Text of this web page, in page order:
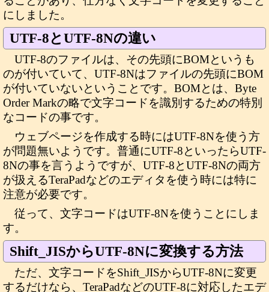
にしました。
UTF-8とUTF-8Nの違い
UTF-8のファイルは、その先頭にBOMというも
のが付いていて、UTF-8Nはファイルの先頭にBOM
が付いていないということです。BOMとは、Byte
Order Markの略で文字コードを識別するための特別
なコードの事です。
ウェブページを作成する時にはUTF-8Nを使う方
が問題無いようです。普通にUTF-8といったらUTF-
8Nの事を言うようですが、UTF-8とUTF-8Nの両方
が扱えるTeraPadなどのエディタを使う時には特に
注意が必要です。
従って、文字コードはUTF-8Nを使うことにしま
す。
Shift_JISからUTF-8Nに変換する方法
ただ、文字コードをShift_JISからUTF-8Nに変更
するだけなら、TeraPadなどのUTF-8に対応したエデ